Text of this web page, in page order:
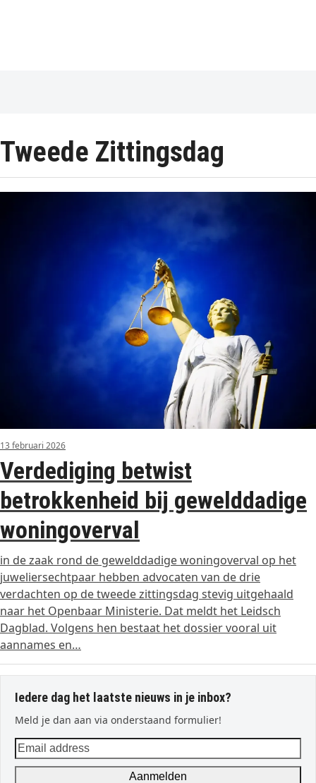
Tweede Zittingsdag
13 februari 2026
Verdediging betwist
betrokkenheid bij gewelddadige
woningoverval
in de zaak rond de gewelddadige woningoverval op het
juweliersechtpaar hebben advocaten van de drie
verdachten op de tweede zittingsdag stevig uitgehaald
naar het Openbaar Ministerie. Dat meldt het Leidsch
Dagblad. Volgens hen bestaat het dossier vooral uit
aannames en…
Iedere dag het laatste nieuws in je inbox?
Meld je dan aan via onderstaand formulier!
Email
address
Aanmelden